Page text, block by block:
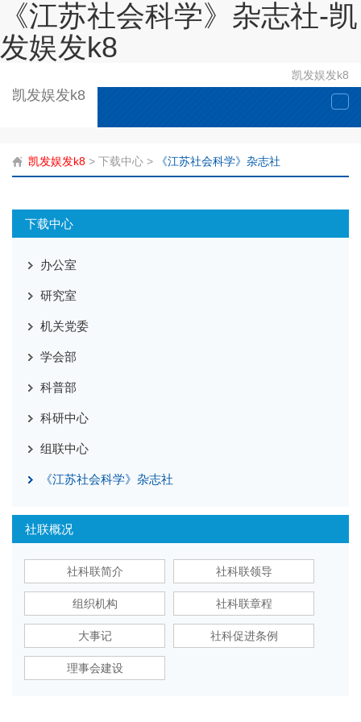
《江苏社会科学》杂志社-凯
发娱发k8
凯发娱发k8
凯发娱发k8
凯发娱发k8 > 下载中心 > 《江苏社会科学》杂志社
下载中心
办公室
研究室
机关党委
学会部
科普部
科研中心
组联中心
《江苏社会科学》杂志社
社联概况
社科联简介 社科联领导
组织机构 社科联章程
大事记 社科促进条例
理事会建设